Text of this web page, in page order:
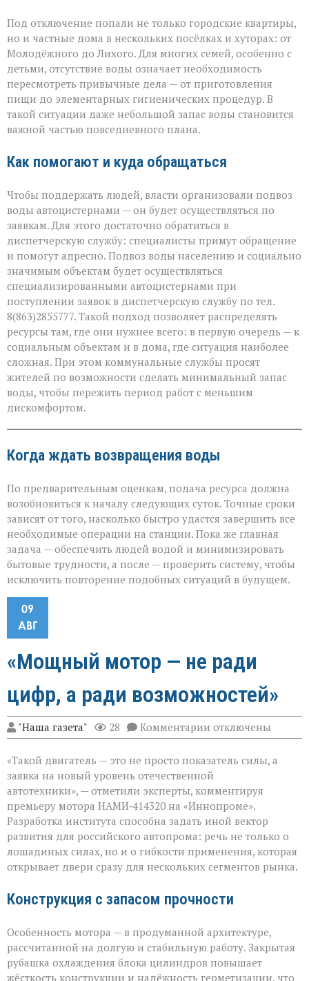
Под отключение попали не только городские квартиры,
но и частные дома в нескольких посёлках и хуторах: от
Молодёжного до Лихого. Для многих семей, особенно с
детьми, отсутствие воды означает необходимость
пересмотреть привычные дела — от приготовления
пищи до элементарных гигиенических процедур. В
такой ситуации даже небольшой запас воды становится
важной частью повседневного плана.
Как помогают и куда обращаться
Чтобы поддержать людей, власти организовали подвоз
воды автоцистернами — он будет осуществляться по
заявкам. Для этого достаточно обратиться в
диспетчерскую службу: специалисты примут обращение
и помогут адресно. Подвоз воды населению и социально
значимым объектам будет осуществляться
специализированными автоцистернами при
поступлении заявок в диспетчерскую службу по тел.
8(863)2855777. Такой подход позволяет распределять
ресурсы там, где они нужнее всего: в первую очередь — к
социальным объектам и в дома, где ситуация наиболее
сложная. При этом коммунальные службы просят
жителей по возможности сделать минимальный запас
воды, чтобы пережить период работ с меньшим
дискомфортом.
Когда ждать возвращения воды
По предварительным оценкам, подача ресурса должна
возобновиться к началу следующих суток. Точные сроки
зависят от того, насколько быстро удастся завершить все
необходимые операции на станции. Пока же главная
задача — обеспечить людей водой и минимизировать
бытовые трудности, а после — проверить систему, чтобы
исключить повторение подобных ситуаций в будущем.
09
АВГ
«Мощный мотор — не ради
цифр, а ради возможностей»
"Наша газета" 28 Комментарии к
записи
мотор — не
ради
а
ради
возможностей»
отключены
«Такой двигатель — это не просто показатель силы, а
заявка на новый уровень отечественной
автотехники», — отметили эксперты, комментируя
премьеру мотора НАМИ‑414320 на «Иннопроме».
Разработка института способна задать иной вектор
развития для российского автопрома: речь не только о
лошадиных силах, но и о гибкости применения, которая
открывает двери сразу для нескольких сегментов рынка.
Конструкция с запасом прочности
Особенность мотора — в продуманной архитектуре,
рассчитанной на долгую и стабильную работу. Закрытая
рубашка охлаждения блока цилиндров повышает
жёсткость конструкции и надёжность герметизации, что